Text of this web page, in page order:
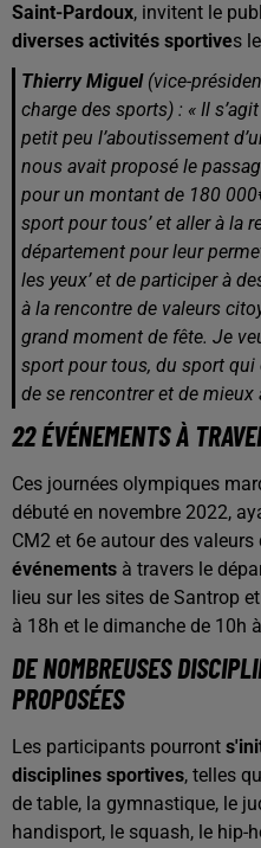
Saint-Pardoux, invitent le
diverses activités sportives
Thierry Miguel (vice-
charge des sports) : « Il
petit peu l’aboutissement
nous avait proposé le
pour un montant de 180
sport pour tous’ et aller à la
département pour leur
les yeux’ et de participer à
à la rencontre de valeurs
grand moment de fête. Je
sport pour tous, du sport
de se rencontrer et de mieux
22 ÉVÉNEMENTS À
Ces journées olympiques
débuté en novembre 2022,
CM2 et 6e autour des
événements à travers le
lieu sur les sites de Santrop
à 18h et le dimanche de 10h
DE NOMBREUSES
PROPOSÉES
Les participants pourront
disciplines sportives, telles
de table, la gymnastique, le
handisport, le squash, le hip-